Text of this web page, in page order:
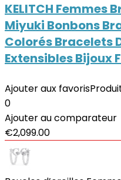
KELITCH Femmes
Miyuki Bonbons
Colorés Bracelets
Extensibles Bijoux
Ajouter aux favoris
0
Ajouter au comparateur
€2,099.00